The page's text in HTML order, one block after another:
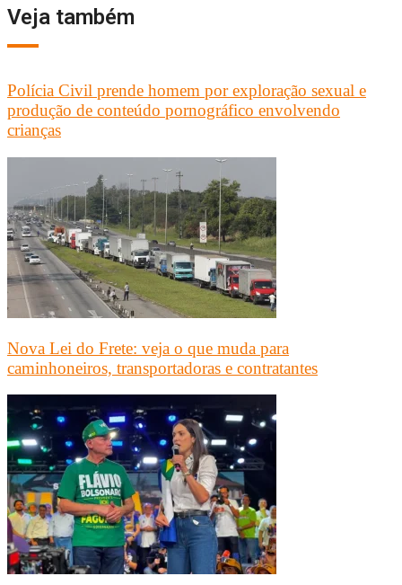
Veja também
Polícia Civil prende homem por exploração sexual e
produção de conteúdo pornográfico envolvendo
crianças
Nova Lei do Frete: veja o que muda para
caminhoneiros, transportadoras e contratantes